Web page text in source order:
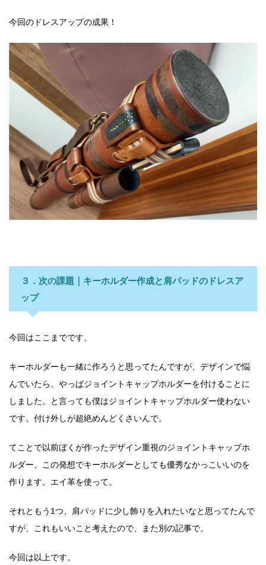
今回のドレスアップの成果！
３．次の課題｜キーホルダー作成と肩パッドのドレスア
ップ
今回はここまでです。
キーホルダーも一緒に作ろうと思ってたんですが、デザインで悩
んでいたら、やっぱジョイントキャップホルダーを付けることに
しました。と言っても僕はジョイントキャップホルダー使わない
です。付け外しが超絶めんどくさいんで。
てことで以前ぼくが作ったデザイン重視のジョイントキャップホ
ルダー、この発想でキーホルダーとしても優秀なかっこいいのを
作ります。エイ革を使って。
それともう1つ、肩パッドに少し飾りを入れたいなと思ってたんで
すが、これもいいこと考えたので、また別の記事で。
今回は以上です。